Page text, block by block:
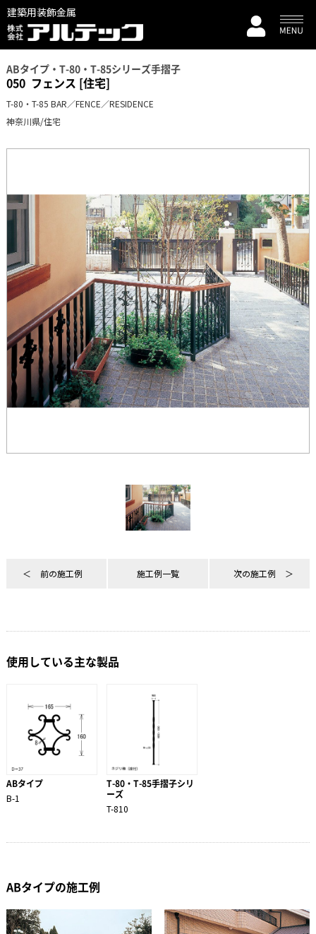
建築用装飾金属
ABタイプ・T-80・T-85シリーズ手摺子
050 フェンス [住宅]
T-80・T-85 BAR／FENCE／RESIDENCE
神奈川県/住宅
前の施工例 施工例一覧 次の施工例
使用している主な製品
ABタイプ
B-1
T-80・T-85手摺子シリ
ーズ
T-810
ABタイプの施工例